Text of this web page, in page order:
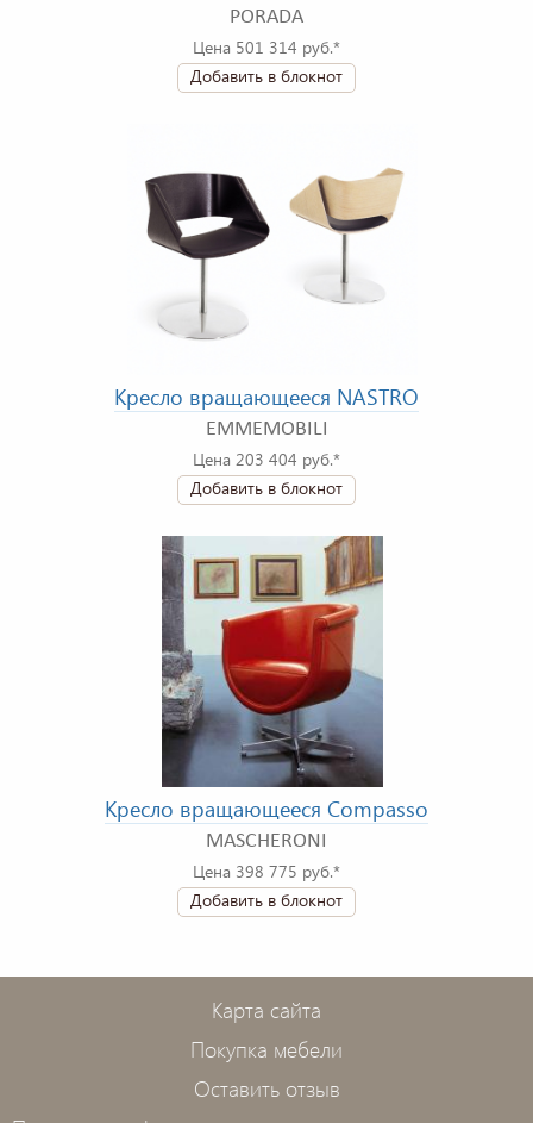
PORADA
Цена 501 314 руб.*
Добавить в блокнот
Кресло вращающееся NASTRO
EMMEMOBILI
Цена 203 404 руб.*
Добавить в блокнот
Кресло вращающееся Compasso
MASCHERONI
Цена 398 775 руб.*
Добавить в блокнот
Карта сайта
Покупка мебели
Оставить отзыв